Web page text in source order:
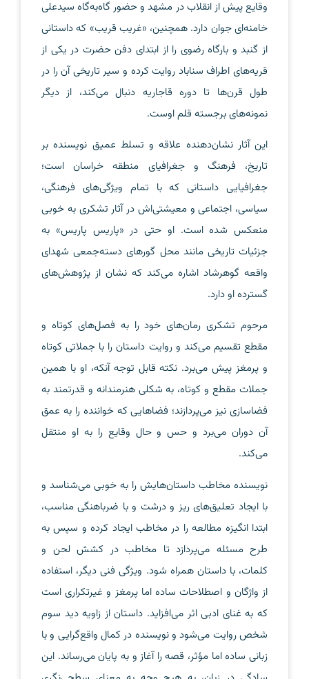
وقایع پیش از انقلاب در مشهد و حضور گاه‌به‌گاه سیدعلی
خامنه‌ای جوان دارد. همچنین، «غریب قریب» که داستانی
از گنبد و بارگاه رضوی را از ابتدای دفن حضرت در یکی از
قریه‌های اطراف سناباد روایت کرده و سیر تاریخی آن را در
طول قرن‌ها تا دوره قاجاریه دنبال می‌کند، از دیگر
نمونه‌های برجسته قلم اوست.
این آثار نشان‌دهنده علاقه و تسلط عمیق نویسنده بر
تاریخ، فرهنگ و جغرافیای منطقه خراسان است؛
جغرافیایی داستانی که با تمام ویژگی‌های فرهنگی،
سیاسی، اجتماعی و معیشتی‌اش در آثار تشکری به خوبی
منعکس شده است. او حتی در «پاریس پاریس» به
جزئیات تاریخی مانند محل گورهای دسته‌جمعی شهدای
واقعه گوهرشاد اشاره می‌کند که نشان از پژوهش‌های
گسترده او دارد.
مرحوم تشکری رمان‌های خود را به فصل‌های کوتاه و
مقطع تقسیم می‌کند و روایت داستان را با جملاتی کوتاه
و پرمغز پیش می‌برد. نکته قابل توجه آنکه، او با همین
جملات مقطع و کوتاه، به شکلی هنرمندانه و قدرتمند به
فضاسازی نیز می‌پردازند؛ فضاهایی که خواننده را به عمق
آن دوران می‌برد و حس و حال وقایع را به او منتقل
می‌کند.
نویسنده مخاطب داستان‌هایش را به خوبی می‌شناسد و
با ایجاد تعلیق‌های ریز و درشت و با ضرباهنگی مناسب،
ابتدا انگیزه مطالعه را در مخاطب ایجاد کرده و سپس به
طرح مسئله می‌پردازد تا مخاطب در کشش لحن و
کلمات، با داستان همراه شود. ویژگی فنی دیگر، استفاده
از واژگان و اصطلاحات ساده اما پرمغز و غیرتکراری است
که به غنای ادبی اثر می‌افزاید. داستان از زاویه دید سوم
شخص روایت می‌شود و نویسنده در کمال واقع‌گرایی و با
زبانی ساده اما مؤثر، قصه را آغاز و به پایان می‌رساند. این